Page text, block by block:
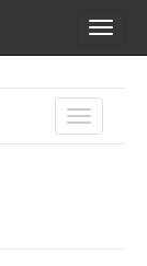
TOGGLE